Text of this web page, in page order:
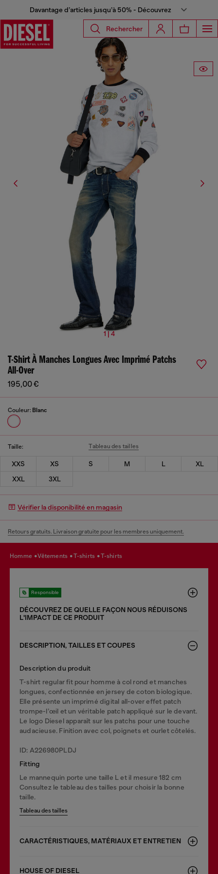
Davantage d’articles jusqu’à 50% - Découvrez
Rechercher
1 | 4
T-Shirt À Manches Longues Avec Imprimé Patchs
All-Over
195,00 €
Couleur: Blanc
Taille: Tableau des tailles
XXS XS S M L
XL
XXL
3XL
Vérifier la disponibilité en magasin
Retours gratuits. Livraison gratuite pour les membres uniquement.
homme vêtements t-shirts t-shirts
Responsible
DÉCOUVREZ DE QUELLE FAÇON NOUS RÉDUISONS
LʹIMPACT DE CE PRODUIT
DESCRIPTION, TAILLES ET COUPES
Description du produit
T-shirt regular fit pour homme à col rond et manches
longues, confectionnée en jersey de coton biologique.
Elle présente un imprimé digital all-over effet patch
trompe-l’œil et un véritable patch appliqué sur le devant.
Le logo Diesel apparaît sur les patchs pour une touche
audacieuse. Finition avec col, poignets et ourlet côtelés.
ID: A226980PLDJ
Fitting
Le mannequin porte une taille L et il mesure 182 cm
Consultez le tableau des tailles pour choisir la bonne
taille.
Tableau des tailles
CARACTÉRISTIQUES, MATÉRIAUX ET ENTRETIEN
HOUSE OF DIESEL